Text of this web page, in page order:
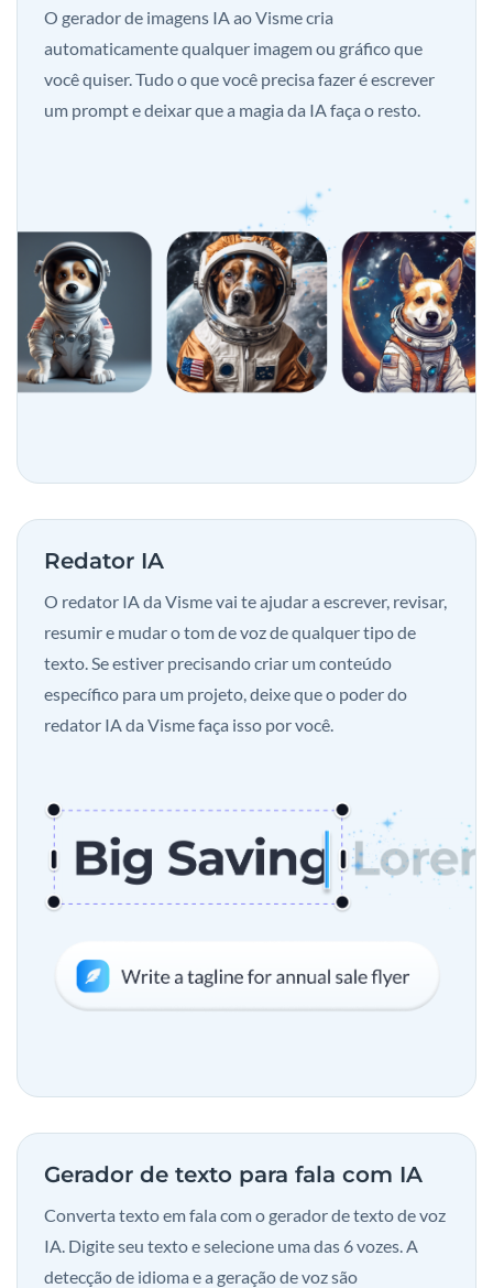
O gerador de imagens IA ao Visme cria
automaticamente qualquer imagem ou gráfico que
você quiser. Tudo o que você precisa fazer é escrever
um prompt e deixar que a magia da IA faça o resto.
Redator IA
O redator IA da Visme vai te ajudar a escrever, revisar,
resumir e mudar o tom de voz de qualquer tipo de
texto. Se estiver precisando criar um conteúdo
específico para um projeto, deixe que o poder do
redator IA da Visme faça isso por você.
Gerador de texto para fala com IA
Converta texto em fala com o gerador de texto de voz
IA. Digite seu texto e selecione uma das 6 vozes. A
detecção de idioma e a geração de voz são